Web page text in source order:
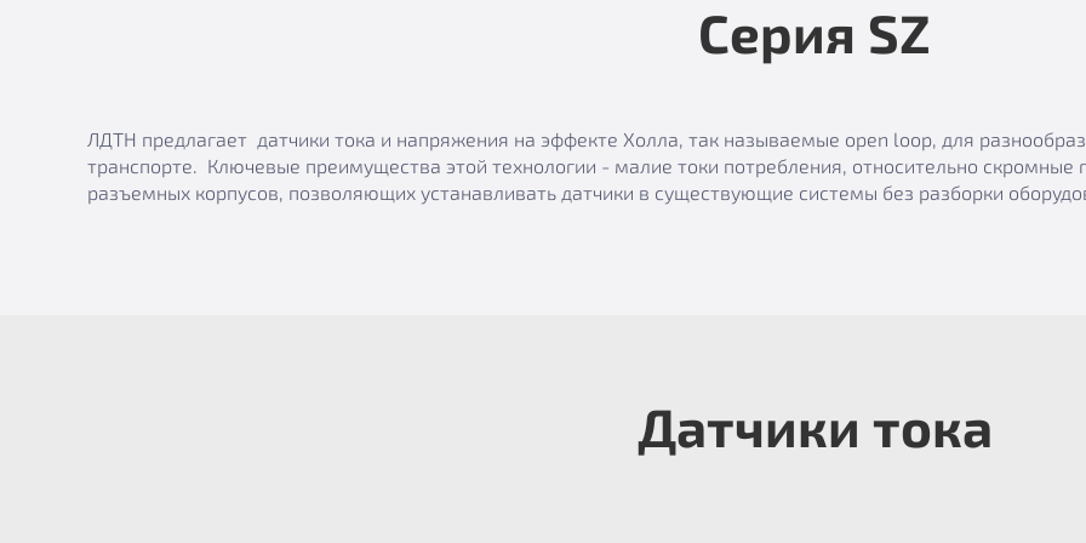
Серия SZ
ЛДТН предлагает датчики тока и напряжения на эффекте Холла, так называемые open loop, для
транспорте. Ключевые преимущества этой технологии - малие токи потребления, относительно скромные
разъемных корпусов, позволяющих устанавливать датчики в существующие системы без разборки
Датчики тока